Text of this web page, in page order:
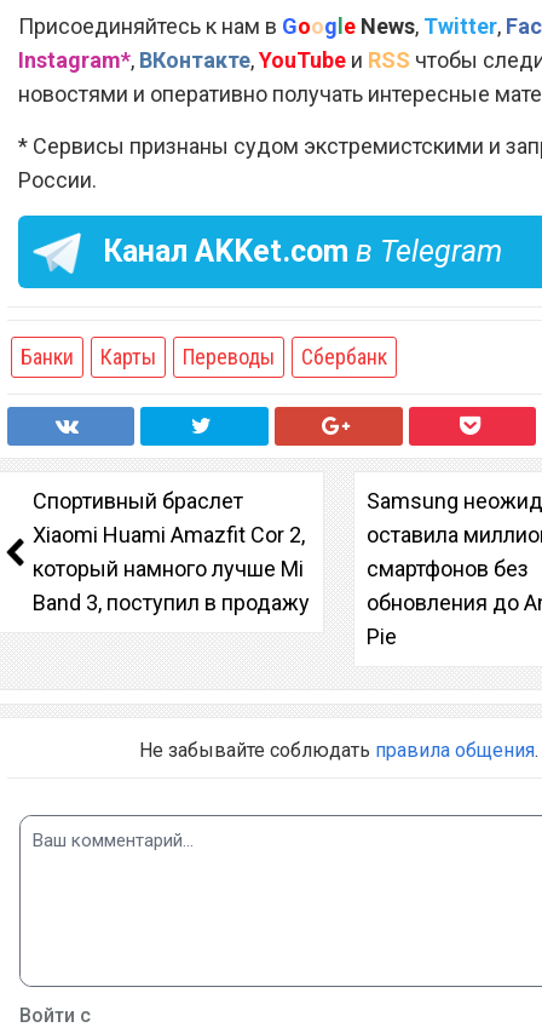
Присоединяйтесь к нам в Google News, Twitter,
Instagram*, ВКонтакте,YouTube и RSS чтобы
новостями и оперативно получать интересные
* Сервисы признаны судом экстремистскими и
России.
Канал AKKet.com в Telegram
Банки Карты Переводы Сбербанк
Спортивный браслет
Xiaomi Huami Amazfit Cor 2,
который намного лучше Mi
Band 3, поступил в продажу
Samsung
оставила
смартфонов без
обновления до
Pie
Не забывайте соблюдать правила общения.
Войти с